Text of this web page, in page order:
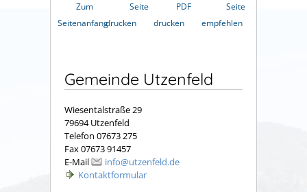
Zum
Seitenanfang
Seite
drucken
PDF
drucken
Seite
empfehlen
Gemeinde Utzenfeld
Wiesentalstraße 29
79694 Utzenfeld
Telefon 07673 275
Fax 07673 91457
E-Mail
info@utzenfeld.de
Kontaktformular